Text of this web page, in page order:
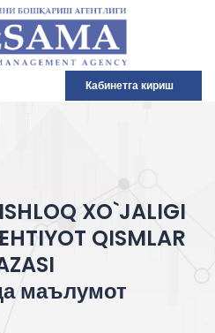
Кабинетга кириш
XO`JALIGI
QISMLAR
маълумот